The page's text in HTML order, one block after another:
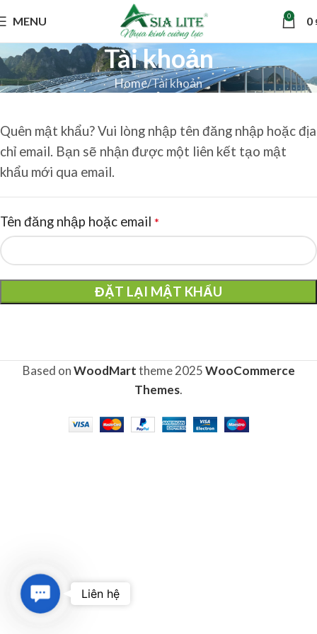
MENU 0 0
Tài khoản
Home Tài khoản
Quên mật khẩu? Vui lòng nhập tên đăng nhập hoặc địa
chỉ email. Bạn sẽ nhận được một liên kết tạo mật
khẩu mới qua email.
Tên đăng nhập hoặc email *
ĐẶT LẠI MẬT KHẨU
Based onWoodMarttheme2025WooCommerce
Themes.
Contact
Us
Liên hệ